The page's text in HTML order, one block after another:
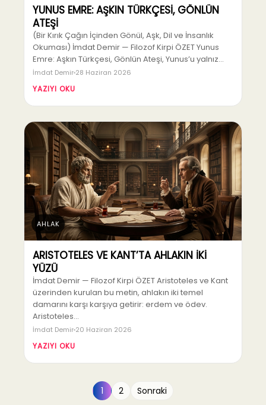
YUNUS EMRE: AŞKIN TÜRKÇESİ, GÖNLÜN
ATEŞİ
(Bir Kırık Çağın İçinden Gönül, Aşk, Dil ve İnsanlık
Okuması) İmdat Demir — Filozof Kirpi ÖZET Yunus
Emre: Aşkın Türkçesi, Gönlün Ateşi, Yunus’u yalnız…
İmdat Demir 28 Haziran 2026
YAZIYI OKU
AHLAK
ARISTOTELES VE KANT’TA AHLAKIN İKİ
YÜZÜ
İmdat Demir — Filozof Kirpi ÖZET Aristoteles ve Kant
üzerinden kurulan bu metin, ahlakın iki temel
damarını karşı karşıya getirir: erdem ve ödev.
Aristoteles…
İmdat Demir 20 Haziran 2026
YAZIYI OKU
1 2 Sonraki